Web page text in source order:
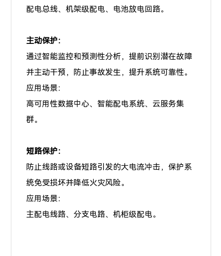
配电总线、机架级配电、电池放电回路。
主动保护：
通过智能监控和预测性分析，提前识别潜在故障
并主动干预，防止事故发生，提升系统可靠性。
应用场景：
高可用性数据中心、智能配电系统、云服务集
群。
短路保护：
防止线路或设备短路引发的大电流冲击，保护系
统免受损坏并降低火灾风险。
应用场景：
主配电线路、分支电路、机柜级配电。